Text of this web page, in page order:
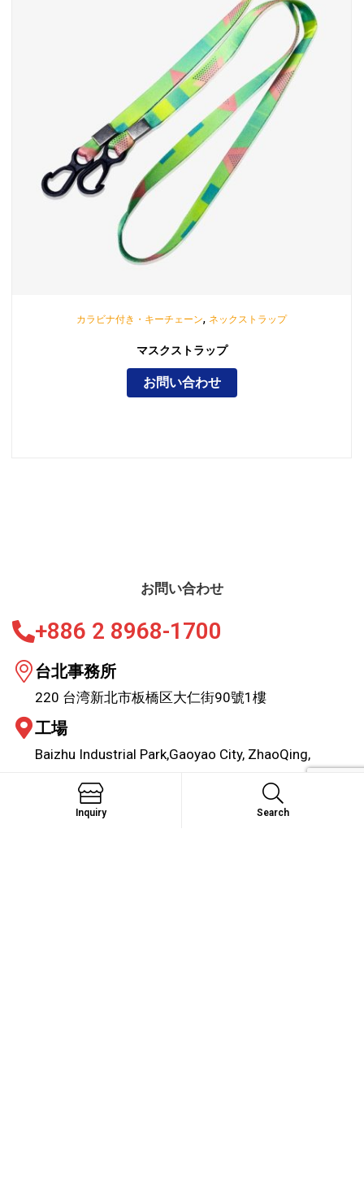
カラビナ付き・キーチェーン, ネックストラップ
マスクストラップ
お問い合わせ
お問い合わせ
+886 2 8968-1700
台北事務所
220 台湾新北市板橋区大仁街90號1樓
工場
Baizhu Industrial Park,Gaoyao City, ZhaoQing,
sales@marktex.com.tw
Inquiry Search